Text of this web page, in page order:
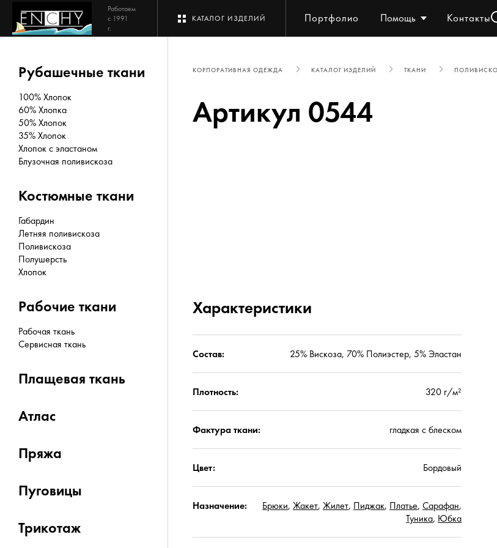
Работаем
с 1991
г.
КАТАЛОГ ИЗДЕЛИЙ Портфолио Помощь Контакты
Рубашечные ткани
100% Хлопок
60% Хлопка
50% Хлопок
35% Хлопок
Хлопок с эластаном
Блузочная поливискоза
Костюмные ткани
Габардин
Летняя поливискоза
Поливискоза
Полушерсть
Хлопок
Рабочие ткани
Рабочая ткань
Сервисная ткань
Плащевая ткань
Атлас
Пряжа
Пуговицы
Трикотаж
КОРПОРАТИВНАЯ ОДЕЖДА КАТАЛОГ ИЗДЕЛИЙ ТКАНИ
Артикул 0544
Характеристики
Состав: 25% Вискоза, 70% Полиэстер, 5% Эластан
Плотность: 320 г/м²
Фактура ткани: гладкая с блеском
Цвет: Бордовый
Назначение: Брюки,Жакет,Жилет, Пиджак, Платье,Сарафан,
Туника, Юбка